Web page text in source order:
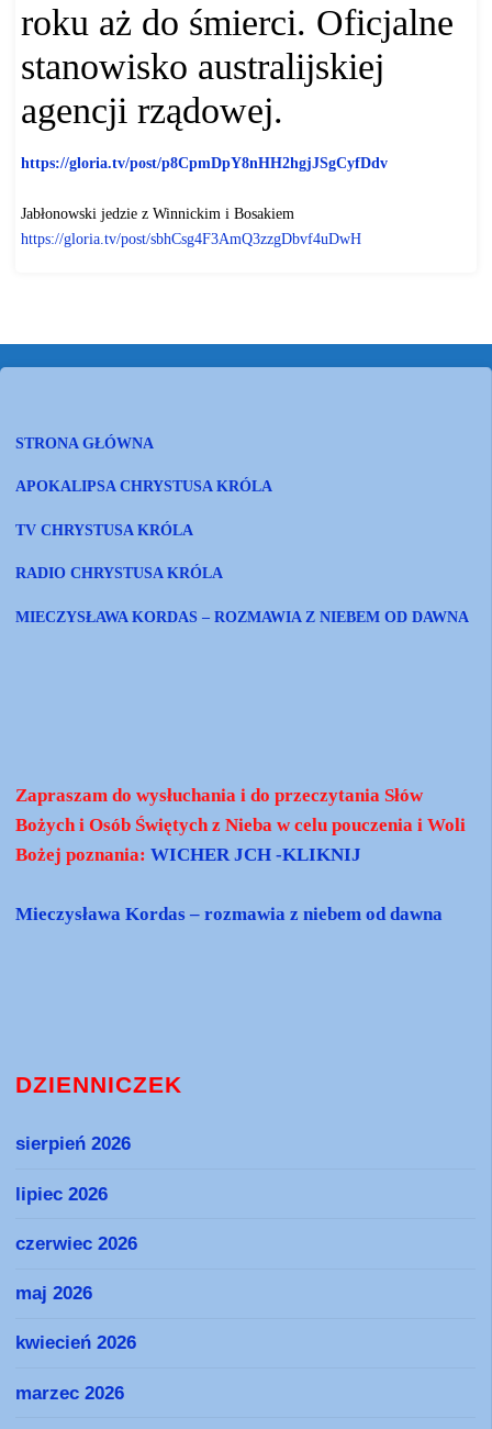
roku aż do śmierci. Oficjalne
stanowisko australijskiej
agencji rządowej.
https://gloria.tv/post/p8CpmDpY8nHH2hgjJSgCyfDdv
Jabłonowski jedzie z Winnickim i Bosakiem
https://gloria.tv/post/sbhCsg4F3AmQ3zzgDbvf4uDwH
STRONA GŁÓWNA
APOKALIPSA CHRYSTUSA KRÓLA
TV CHRYSTUSA KRÓLA
RADIO CHRYSTUSA KRÓLA
MIECZYSŁAWA KORDAS – ROZMAWIA Z NIEBEM OD DAWNA
Zapraszam do wysłuchania i do przeczytania Słów
Bożych i Osób Świętych z Nieba w celu pouczenia i Woli
Bożej poznania:WICHER JCH -KLIKNIJ
Mieczysława Kordas – rozmawia z niebem od dawna
DZIENNICZEK
sierpień 2026
lipiec 2026
czerwiec 2026
maj 2026
kwiecień 2026
marzec 2026